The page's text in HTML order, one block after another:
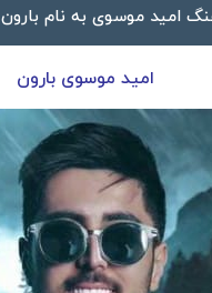
امید موسوی به نام بارون
امید موسوی بارون